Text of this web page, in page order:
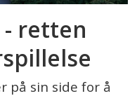
- retten
på sin side for å